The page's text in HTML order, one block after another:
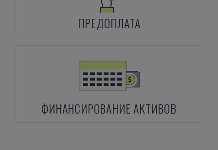
ПРЕДОПЛАТА
ФИНАНСИРОВАНИЕ АКТИВОВ